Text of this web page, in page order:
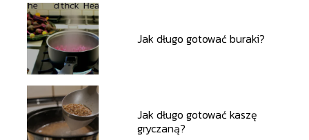
Jak długo gotować buraki?
Jak długo gotować kaszę
gryczaną?